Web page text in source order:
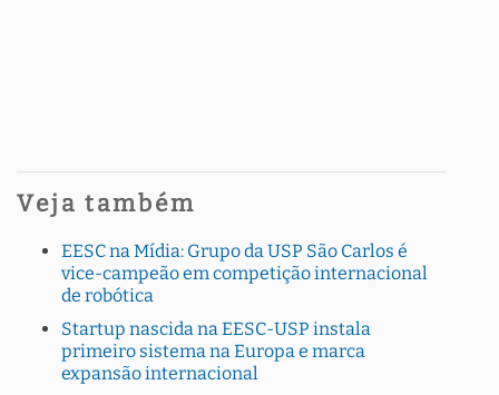
Veja também
EESC na Mídia: Grupo da USP São Carlos é
vice-campeão em competição internacional
de robótica
Startup nascida na EESC-USP instala
primeiro sistema na Europa e marca
expansão internacional